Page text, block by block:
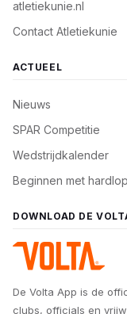
atletiekunie.nl
Contact Atletiekunie
ACTUEEL
Nieuws
SPAR Competitie
Wedstrijdkalender
Beginnen met
DOWNLOAD DE
De Volta App is de
clubs, officials en